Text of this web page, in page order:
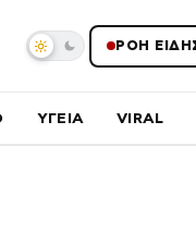
ΡΟΗ
ΥΓΕΙΑ VIRAL